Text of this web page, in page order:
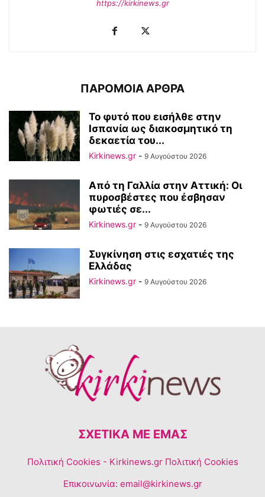
https://kirkinews.gr
ΠΑΡΟΜΟΙΑ ΑΡΘΡΑ
Το φυτό που εισήλθε στην
Ισπανία ως διακοσμητικό τη
δεκαετία του...
Kirkinews.gr - 9 Αυγούστου 2026
Από τη Γαλλία στην Αττική: Οι
πυροσβέστες που έσβησαν
φωτιές σε...
Kirkinews.gr - 9 Αυγούστου 2026
Συγκίνηση στις εσχατιές της
Ελλάδας
Kirkinews.gr - 9 Αυγούστου 2026
ΣΧΕΤΙΚΆ ΜΕ ΕΜΆΣ
Πολιτική Cookies - Kirkinews.gr Πολιτική Cookies
Επικοινωνία: email@kirkinews.gr